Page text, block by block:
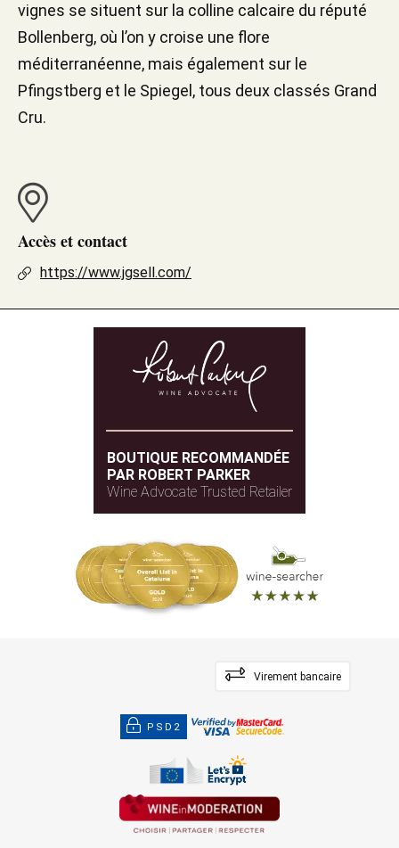
vignes se situent sur la colline calcaire du réputé
Bollenberg, où l’on y croise une flore
méditerranéenne, mais également sur le
Pfingstberg et le Spiegel, tous deux classés Grand
Cru.
Accès et contact
https://www.jgsell.com/
BOUTIQUE RECOMMANDÉE
PAR ROBERT PARKER
Wine Advocate Trusted Retailer
Virement bancaire
PSD2